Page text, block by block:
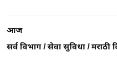
आज
सर्व विभाग /सेवा सुविधा /मराठी